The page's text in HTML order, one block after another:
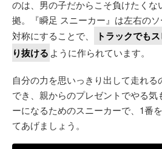
のは、男の子だからこそ負けたくな
拠。『瞬足 スニーカー』は左右の
対称にすることで、
トラックでも
り抜ける ように作られています。
自分の力を思いっきり出して走れる
でき、親からのプレゼントでやる気
ーになるためのスニーカーで、1番
てあげましょう。